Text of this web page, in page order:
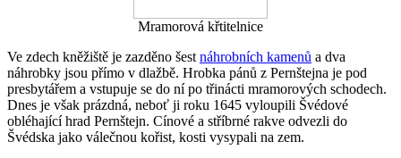
Mramorová křtitelnice
Ve zdech kněžiště je zazděno šest náhrobních kamenů a dva
náhrobky jsou přímo v dlažbě. Hrobka pánů z Pernštejna je pod
presbytářem a vstupuje se do ní po třinácti mramorových schodech.
Dnes je však prázdná, neboť ji roku 1645 vyloupili Švédové
obléhající hrad Pernštejn. Cínové a stříbrné rakve odvezli do
Švédska jako válečnou kořist, kosti vysypali na zem.